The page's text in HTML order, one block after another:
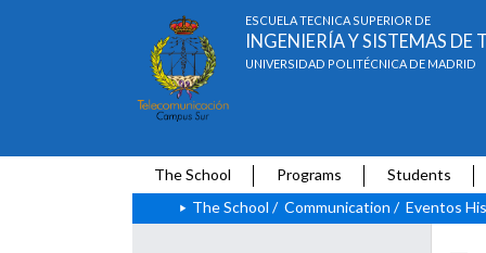
ESCUELA TÉCNICA SUPERIOR DE
INGENIERÍA Y SISTEMAS
UNIVERSIDAD POLITÉCNICA DE MADRID
The School Programs
Students
The School / Communication / Eventos